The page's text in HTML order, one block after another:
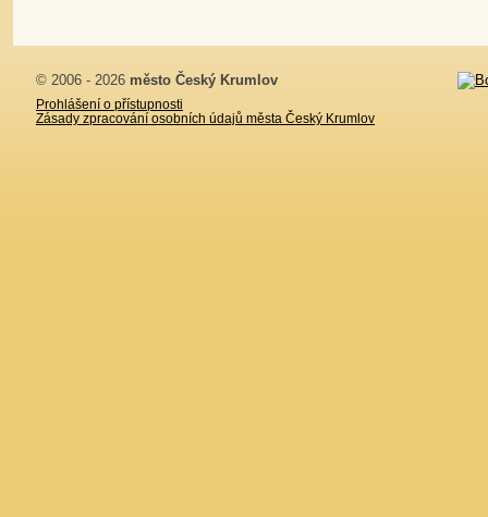
© 2006 - 2026 město Český Krumlov
Prohlášení o přístupnosti
Zásady zpracování osobních údajů města Český Krumlov